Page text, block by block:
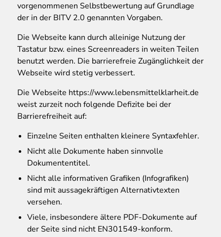
vorgenommenen Selbstbewertung auf Grundlage
der in der BITV 2.0 genannten Vorgaben.
Die Webseite kann durch alleinige Nutzung der
Tastatur bzw. eines Screenreaders in weiten Teilen
benutzt werden. Die barrierefreie Zugänglichkeit der
Webseite wird stetig verbessert.
Die Webseite https://www.lebensmittelklarheit.de
weist zurzeit noch folgende Defizite bei der
Barrierefreiheit auf:
Einzelne Seiten enthalten kleinere Syntaxfehler.
Nicht alle Dokumente haben sinnvolle
Dokumententitel.
Nicht alle informativen Grafiken (Infografiken)
sind mit aussagekräftigen Alternativtexten
versehen.
Viele, insbesondere ältere PDF-Dokumente auf
der Seite sind nicht EN301549-konform.